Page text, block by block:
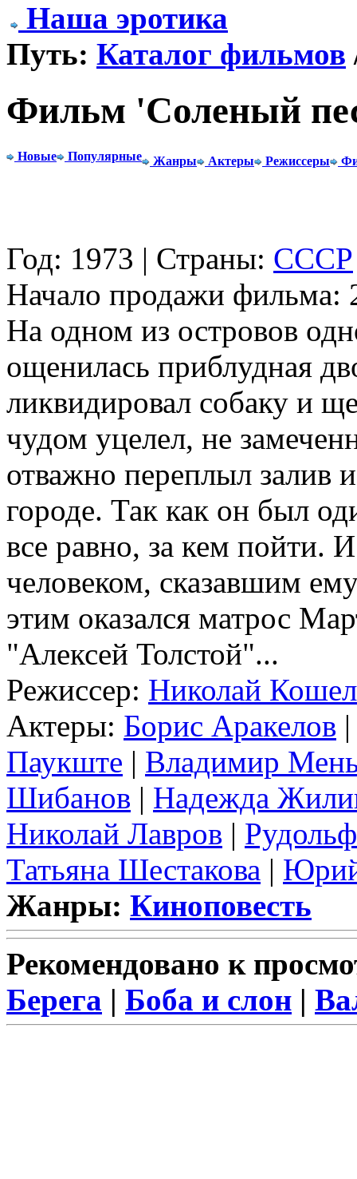
Наша эротика
Путь: Каталог фильмов
Фильм 'Соленый
Новые Популярные Жанры Актеры Режиссеры
Год: 1973 | Страны: СССР
Начало продажи фильма:
На одном из островов
ощенилась приблудная
ликвидировал собаку и
чудом уцелел, не
отважно переплыл залив
городе. Так как он был
все равно, за кем пойти.
человеком, сказавшим
этим оказался матрос
"Алексей Толстой"...
Режиссер: Николай
Актеры: Борис Аракелов
Паукште | Владимир
Шибанов | Надежда
Николай Лавров |
Татьяна Шестакова |
Жанры: Киноповесть
Рекомендовано к
Берега | Боба и слон |